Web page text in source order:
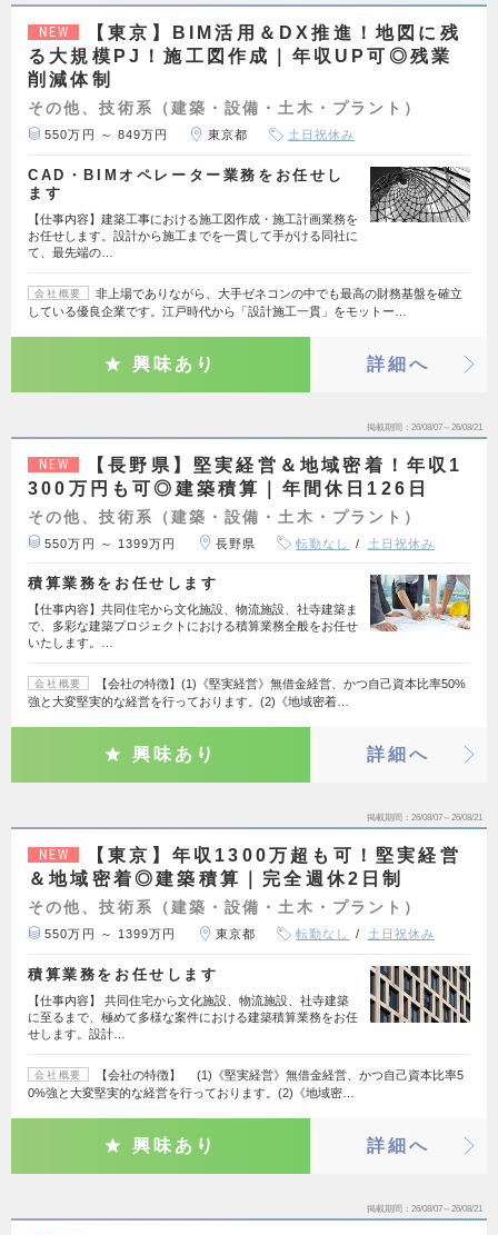
NEW
【東京】BIM活用＆DX推進！地図に残
る大規模PJ！施工図作成｜年収UP可◎残業
削減体制
その他、技術系（建築・設備・土木・プラント）
550万円 ～ 849万円 東京都 土日祝休み
CAD・BIMオペレーター業務をお任せし
ます
【仕事内容】建築工事における施工図作成・施工計画業務を
お任せします。設計から施工までを一貫して手がける同社に
て、最先端の…
会社概要
非上場でありながら、大手ゼネコンの中でも最高の財務基盤を確立
している優良企業です。江戸時代から「設計施工一貫」をモットー…
興味あり 詳細へ
掲載期間 26/08/07～26/08/21
NEW
【長野県】堅実経営＆地域密着！年収1
300万円も可◎建築積算｜年間休日126日
その他、技術系（建築・設備・土木・プラント）
550万円 ～ 1399万円 長野県 転勤なし 土日祝休み
積算業務をお任せします
【仕事内容】共同住宅から文化施設、物流施設、社寺建築ま
で、多彩な建築プロジェクトにおける積算業務全般をお任せ
いたします。…
会社概要
【会社の特徴】(1)《堅実経営》無借金経営、かつ自己資本比率50%
強と大変堅実的な経営を行っております。(2)《地域密着…
興味あり 詳細へ
掲載期間 26/08/07～26/08/21
NEW
【東京】年収1300万超も可！堅実経営
＆地域密着◎建築積算｜完全週休2日制
その他、技術系（建築・設備・土木・プラント）
550万円 ～ 1399万円 東京都 転勤なし 土日祝休み
積算業務をお任せします
【仕事内容】 共同住宅から文化施設、物流施設、社寺建築
に至るまで、極めて多様な案件における建築積算業務をお任
せします。設計…
会社概要
【会社の特徴】 (1)《堅実経営》無借金経営、かつ自己資本比率5
0%強と大変堅実的な経営を行っております。(2)《地域密…
興味あり 詳細へ
掲載期間 26/08/07～26/08/21